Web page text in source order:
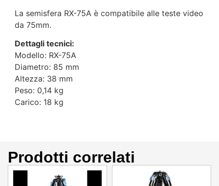
La semisfera RX-75A è compatibile alle teste video
da 75mm.
Dettagli tecnici:
Modello: RX-75A
Diametro: 85 mm
Altezza: 38 mm
Peso: 0,14 kg
Carico: 18 kg
Prodotti correlati